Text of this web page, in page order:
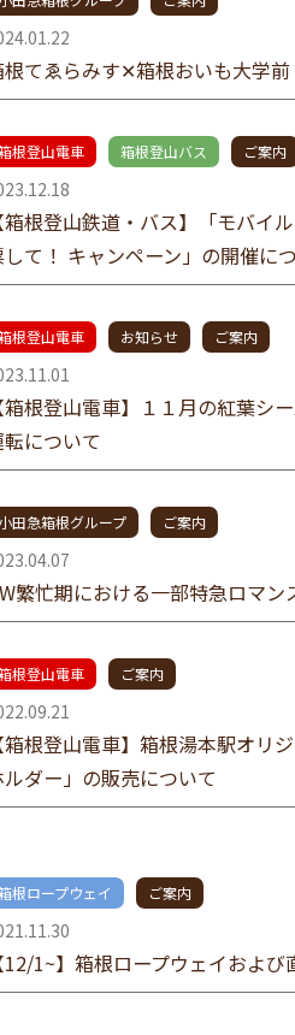
てゑらみす✕箱根おいも大学
根登山電車 箱根登山バス ご案内
箱根登山鉄道・バス】「モバイ
て！ キャンペーン」の開催に
根登山電車 お知らせ ご案内
箱根登山電車】１１月の紅葉シ
について
小田急箱根グループ ご案内
繁忙期における一部特急ロマ
根登山電車 ご案内
箱根登山電車】箱根湯本駅オリ
ルダー」の販売について
根ロープウェイ ご案内
12/1~】箱根ロープウェイおよ